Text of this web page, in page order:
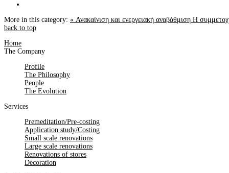
More in this category: « Ανακαίνιση και ενεργειακή αναβάθμιση Η
back to top
Home
The Company
Profile
The Philosophy
People
The Evolution
Services
Premeditation/Pre-costing
Application study/Costing
Small scale renovations
Large scale renovations
Renovations of stores
Decoration